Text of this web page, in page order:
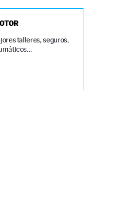
talleres, seguros,